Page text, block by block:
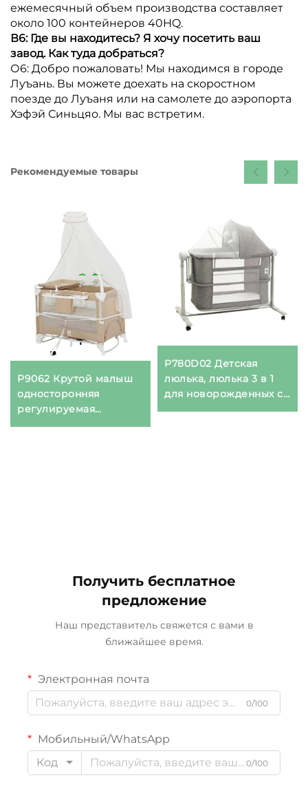
ежемесячный объем производства составляет
около 100 контейнеров 40HQ.
В6: Где вы находитесь? Я хочу посетить ваш
завод. Как туда добраться?
О6: Добро пожаловать! Мы находимся в городе
Луъань. Вы можете доехать на скоростном
поезде до Луъаня или на самолете до аэропорта
Хэфэй Синьцяо. Мы вас встретим.
Рекомендуемые товары
P9062 Крутой малыш
односторонняя
регулируемая
складная детская
P780D02 Детская
люлька, люлька 3 в 1
для новорожденных с
откидной стороной,
Получить бесплатное
предложение
Наш представитель свяжется с вами в
ближайшее время.
Электронная почта
0/100
Мобильный/WhatsApp
Код
0/100